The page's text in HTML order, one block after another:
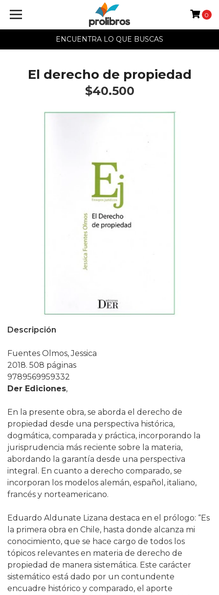
ENCUENTRA LO QUE BUSCAS
0
El derecho de propiedad
$40.500
Descripción
Fuentes Olmos, Jessica
2018. 508 páginas
9789569959332
Der Ediciones,
En la presente obra, se aborda el derecho de
propiedad desde una perspectiva histórica,
dogmática, comparada y práctica, incorporando la
jurisprudencia más reciente sobre la materia,
abordando la garantía desde una perspectiva
integral. En cuanto a derecho comparado, se
incorporan los modelos alemán, español, italiano,
francés y norteamericano.
Eduardo Aldunate Lizana destaca en el prólogo: “Es
la primera obra en Chile, hasta donde alcanza mi
conocimiento, que se hace cargo de todos los
tópicos relevantes en materia de derecho de
propiedad de manera sistemática. Este carácter
sistemático está dado por un contundente
encuadre histórico y comparado, el aporte